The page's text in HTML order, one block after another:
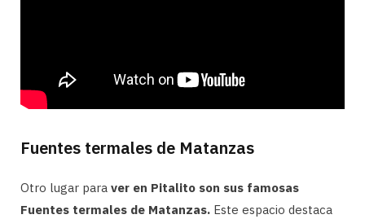
Fuentes termales de Matanzas
Otro lugar para ver en Pitalito son sus famosas
Fuentes termales de Matanzas. Este espacio destaca